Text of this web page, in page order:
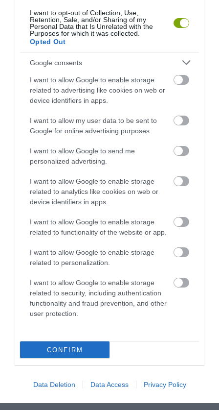
I want to opt-out of Collection, Use,
Retention, Sale, and/or Sharing of my
Personal Data that Is Unrelated with the
Purposes for which it was collected.
Opted Out
Google consents
I want to allow Google to enable storage
related to advertising like cookies on web or
device identifiers in apps.
I want to allow my user data to be sent to
Google for online advertising purposes.
I want to allow Google to send me
personalized advertising.
I want to allow Google to enable storage
related to analytics like cookies on web or
device identifiers in apps.
I want to allow Google to enable storage
related to functionality of the website or app.
I want to allow Google to enable storage
related to personalization.
I want to allow Google to enable storage
related to security, including authentication
functionality and fraud prevention, and other
user protection.
CONFIRM
Data Deletion Data Access Privacy Policy
PANNONHALMI
GYÓGYNÖVÉNYKERTBE ÉS
ILLATMÚZEUMBA
PANNONHALMI FŐAPÁTSÁG
PINCÉSZETÉBE
2026-08-04
SÖRFŐZDÉBE, A BENCÉS
APÁTSÁG HABOS OLDALÁRA
2026-08-04
SZOMJAZIK: LÉGKÖRI ASZÁLY
SZÍVJA KI A VIZET A
HŐKUPOLA MAGYARORSZÁG
FELETT: MI EZ A LÁTHATATLAN
FEDŐ, ÉS MI TÖRTÉNIK
A TERMÉSZET NEM SZERETI
STRATÉGIA